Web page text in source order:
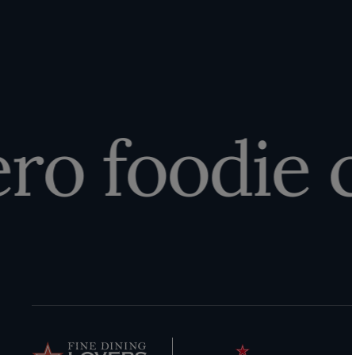
foodie